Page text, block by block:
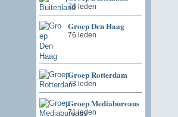
76 leden
Groep Den Haag
76 leden
Groep Rotterdam
73 leden
Groep Mediabureaus
71 leden